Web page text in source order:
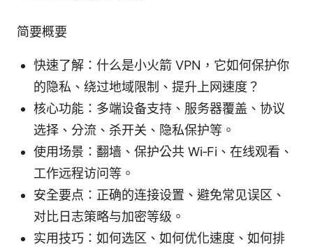
简要概要
快速了解：什么是小火箭 VPN，它如何保护你
的隐私、绕过地域限制、提升上网速度？
核心功能：多端设备支持、服务器覆盖、协议
选择、分流、杀开关、隐私保护等。
使用场景：翻墙、保护公共 Wi‑Fi、在线观看、
工作远程访问等。
安全要点：正确的连接设置、避免常见误区、
对比日志策略与加密等级。
实用技巧：如何选区、如何优化速度、如何排